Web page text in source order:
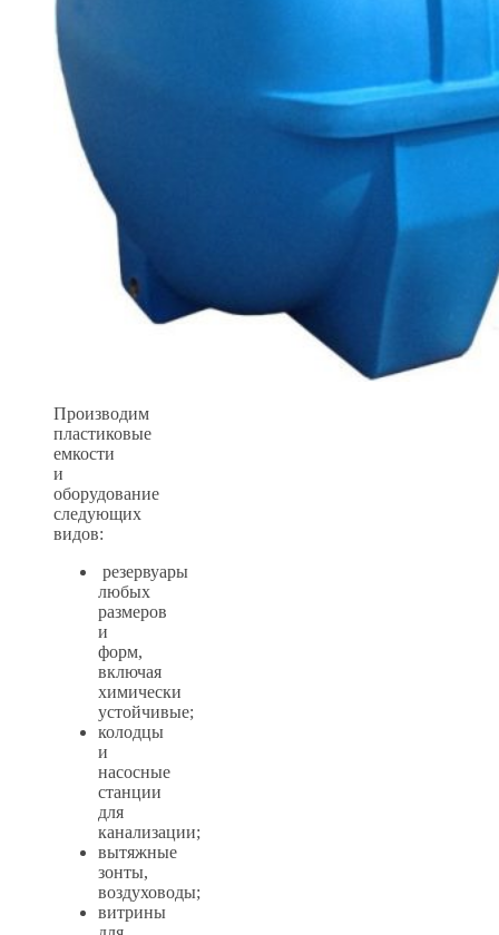
Производим
пластиковые
емкости
и
оборудование
следующих
видов:
резервуары
любых
размеров
и
форм,
включая
химически
устойчивые;
колодцы
и
насосные
станции
для
канализации;
вытяжные
зонты,
воздуховоды;
витрины